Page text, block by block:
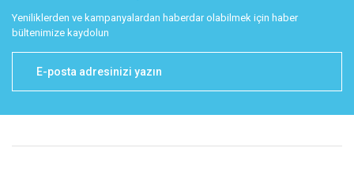
Yeniliklerden ve kampanyalardan haberdar olabilmek için haber
bültenimize kaydolun